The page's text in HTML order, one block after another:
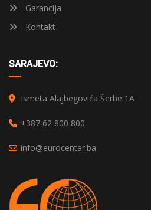
Garancija
Kontakt
SARAJEVO:
Ismeta Alajbegovića Šerbe 1A
+387 62 800 800
info@eurocentar.ba